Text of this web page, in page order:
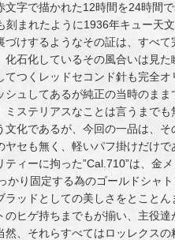
字で描かれた12時間を24時間
刻まれたように1936年キュー天
けするようなその証は、すべて
石化しているその風合いは見
つくレッドセコンド針も完全オ
ュしてあるが純正の当時のま
ステリアスなことは言うまで
化であるが、今回の一品は、
セも無く、軽いパフ掛けだけ
ィーに拘った”Cal.710”は、金
かり固定する為のゴールドシャ
ッドとしての美しさをとこと
ヒゲ持ちまでもが揃い、主役
、それらすべてはロッレクスの